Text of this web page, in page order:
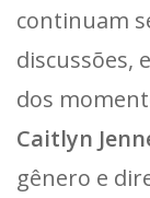
continuam
discussões,
dos
Caitlyn
gênero e